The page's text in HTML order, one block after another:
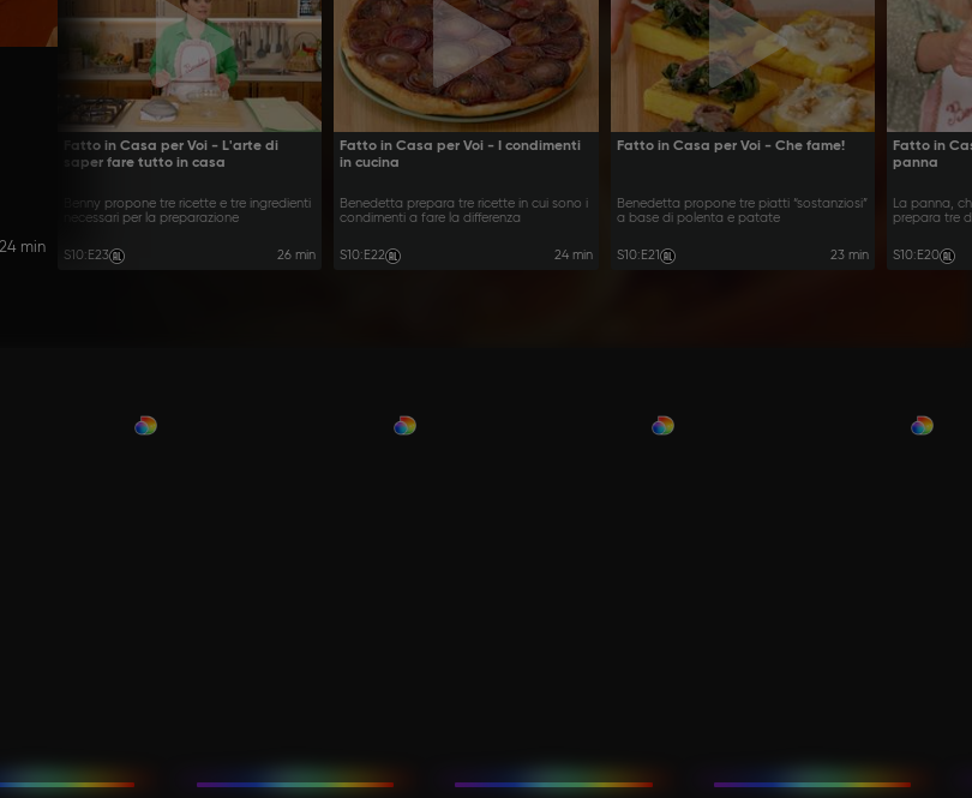
24 min
Fatto in Casa per Voi - L'arte di
saper fare tutto in casa
Benny propone tre ricette e tre ingredienti
necessari per la preparazione
S10:E23 26 min
Fatto in Casa per Voi - I condimenti
in cucina
Benedetta prepara tre ricette in cui sono i
condimenti a fare la differenza
S10:E22 24 min
Fatto in Casa per Voi - Che fame!
Benedetta propone tre piatti “sostanziosi”
a base di polenta e patate
S10:E21 23 min
Fatto in
panna
La panna,
prepara tre
S10:E20